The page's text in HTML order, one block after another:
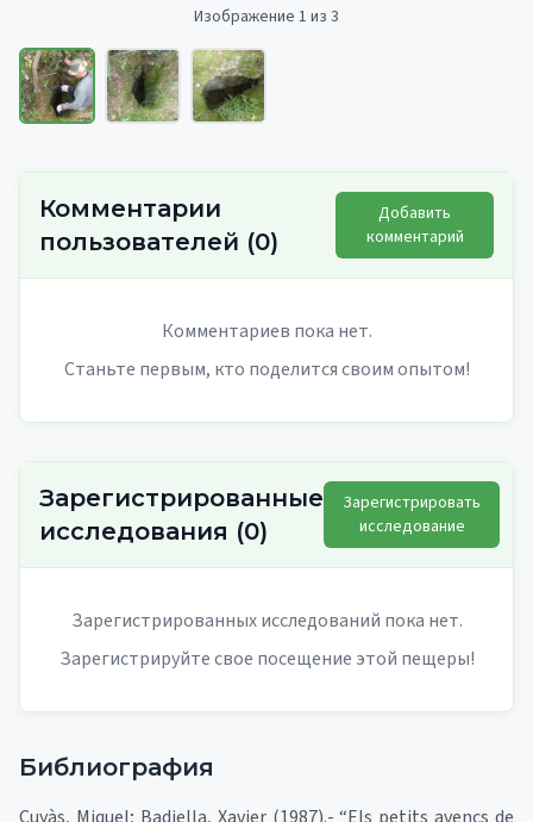
Изображение 1 из 3
Комментарии
пользователей (0)
Добавить
комментарий
Комментариев пока нет.
Станьте первым, кто поделится своим опытом!
Зарегистрированные
исследования (0)
Зарегистрировать
исследование
Зарегистрированных исследований пока нет.
Зарегистрируйте свое посещение этой пещеры!
Библиография